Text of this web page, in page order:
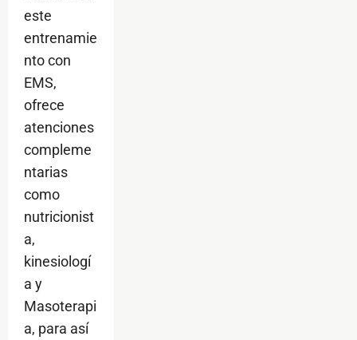
este
entrenamie
nto con
EMS,
ofrece
atenciones
compleme
ntarias
como
nutricionist
a,
kinesiologí
a y
Masoterapi
a, para así